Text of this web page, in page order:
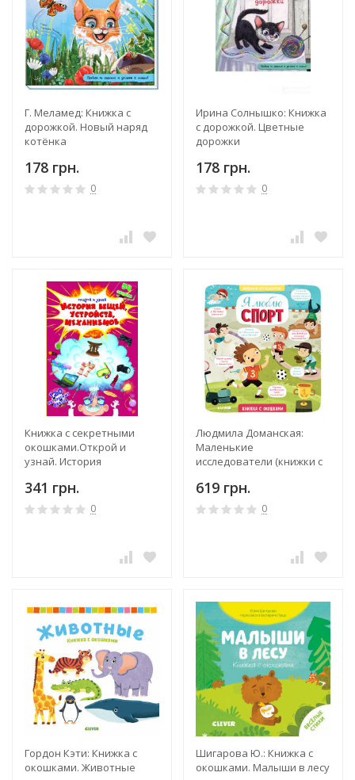
Г. Меламед: Книжка с
дорожкой. Новый наряд
котёнка
178 грн.
0
Ирина Солнышко: Книжка
с дорожкой. Цветные
дорожки
178 грн.
0
Книжка с секретными
окошками.Открой и
узнай. История
341 грн.
0
Людмила Доманская:
Маленькие
исследователи (книжки с
спорт
619 грн.
0
Гордон Кэти: Книжка с
окошками. Животные
Шигарова Ю.: Книжка с
окошками. Малыши в лесу